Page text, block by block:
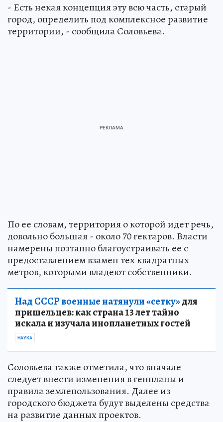
- Есть некая концепция эту всю часть, старый
город, определить под комплексное развитие
территории, - сообщила Соловьева.
По ее словам, территория о которой идет речь,
довольно большая - около 70 гектаров. Власти
намерены поэтапно благоустраивать ее с
предоставлением взамен тех квадратных
метров, которыми владеют собственники.
Над СССР военные натянули «сетку»для
пришельцев: как страна 13 лет тайно
искала и изучала инопланетных гостей
НАУКА
Соловьева также отметила, что вначале
следует внести изменения в генпланы и
правила землепользования. Далее из
городского бюджета будут выделены средства
на развитие данных проектов.